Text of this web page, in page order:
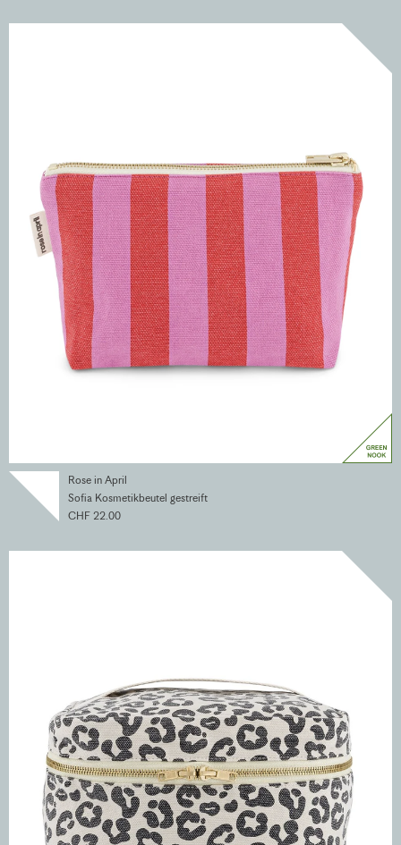
Rose in April
Sofia Kosmetikbeutel gestreift
CHF 22.00